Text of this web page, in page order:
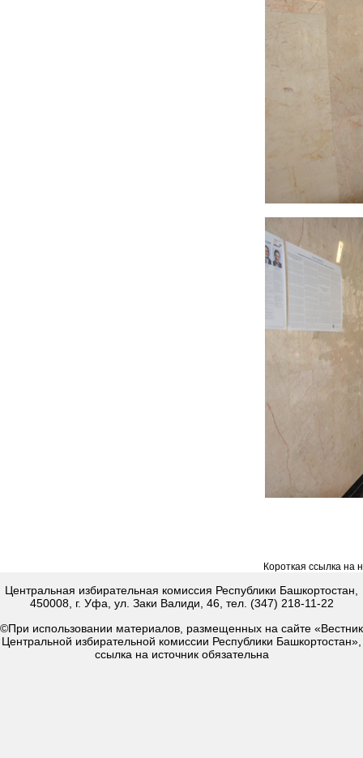
Короткая ссылка на
Центральная избирательная комиссия Республики Башкортостан,
450008, г. Уфа, ул. Заки Валиди, 46, тел. (347) 218-11-22
©При использовании материалов, размещенных на сайте «Вестник
Центральной избирательной комиссии Республики Башкортостан»,
ссылка на источник обязательна